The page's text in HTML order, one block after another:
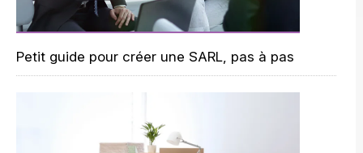
Petit guide pour créer une SARL, pas à pas